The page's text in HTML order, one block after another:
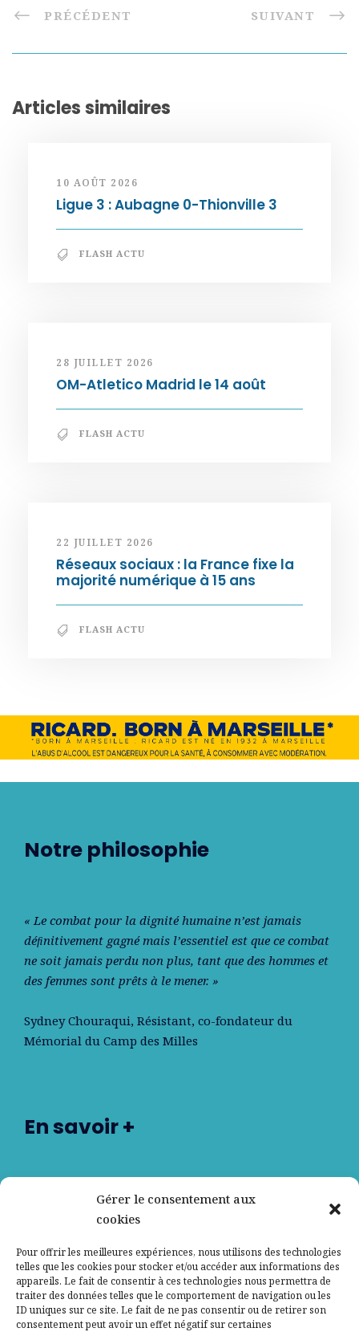
Gérer le consentement aux
cookies
Pour offrir les meilleures expériences, nous utilisons des technologies
telles que les cookies pour stocker et/ou accéder aux informations des
appareils. Le fait de consentir à ces technologies nous permettra de
traiter des données telles que le comportement de navigation ou les
ID uniques sur ce site. Le fait de ne pas consentir ou de retirer son
consentement peut avoir un effet négatif sur certaines
PRÉCÉDENT SUIVANT
Articles similaires
10 AOÛT 2026
Ligue 3 : Aubagne 0-Thionville 3
FLASH ACTU
28 JUILLET 2026
OM-Atletico Madrid le 14 août
FLASH ACTU
22 JUILLET 2026
Réseaux sociaux : la France fixe la
majorité numérique à 15 ans
FLASH ACTU
Notre philosophie
« Le combat pour la dignité humaine n’est jamais
déﬁnitivement gagné mais l’essentiel est que ce combat
ne soit jamais perdu non plus, tant que des hommes et
des femmes sont prêts à le mener. »
Sydney Chouraqui, Résistant, co-fondateur du
Mémorial du Camp des Milles
En savoir +
Nos partenaires
Contactez-nous
Mentions légales